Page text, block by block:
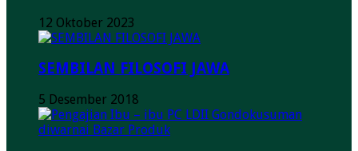
12 Oktober 2023
SEMBILAN FILOSOFI JAWA
5 Desember 2018